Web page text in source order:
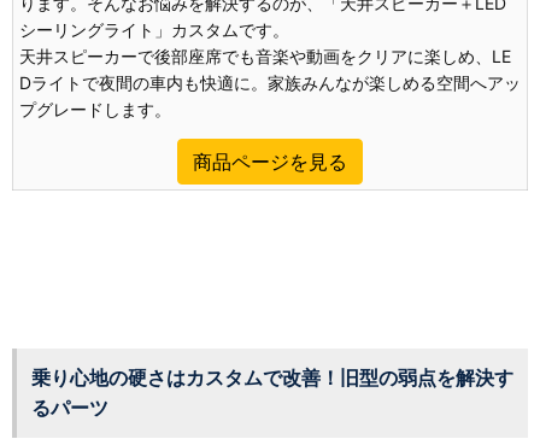
シーリングライト」カスタムです。
天井スピーカーで後部座席でも音楽や動画をクリアに楽しめ、LE
Dライトで夜間の車内も快適に。家族みんなが楽しめる空間へアッ
プグレードします。
商品ページを見る
乗り心地の硬さはカスタムで改善！旧型の弱点を解決す
るパーツ